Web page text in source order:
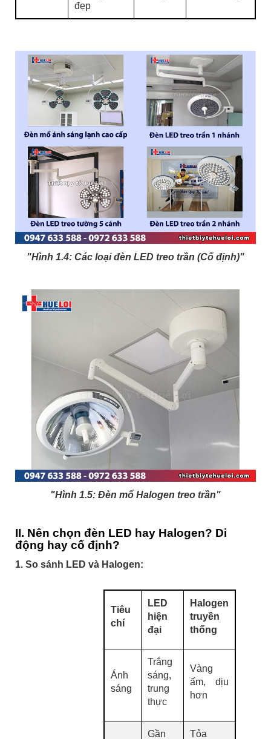
đẹp
"Hình 1.4: Các loại đèn LED treo trần (Cố định)"
"Hình 1.5: Đèn mổ Halogen treo trần"
II. Nên chọn đèn LED hay Halogen? Di
động hay cố định?
1. So sánh LED và Halogen:
Tiêu
chí
LED
hiện
đại
Halogen
truyền
thống
Ánh
sáng
Trắng
sáng,
trung
thực
Vàng
ấm, dịu
hơn
Gần Tỏa